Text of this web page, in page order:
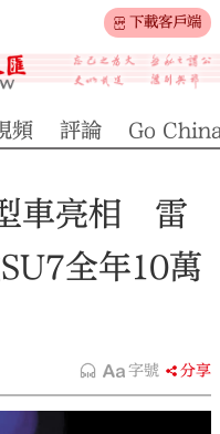
下載客戶端
頻 評論 Go
車亮相 雷
全年10萬
字號 分享